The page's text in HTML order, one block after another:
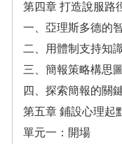
第四章 打造說服路
一、亞理斯多德的
二、用體制支持知
三、簡報策略構思
四、探索簡報的關
第五章 鋪設心理起
單元一：開場